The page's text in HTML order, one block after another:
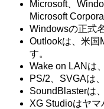
Microsoft、
Microsoft
Windowsの正式
Outlookは、米国
す。
Wake on LANは
PS/2、SVGAは
SoundBlasterは
XG Studioはヤマ